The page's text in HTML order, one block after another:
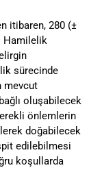
itibaren, 280 (±
Hamilelik
sürecinde
mevcut
oluşabilecek
önlemlerin
doğabilecek
edilebilmesi
koşullarda